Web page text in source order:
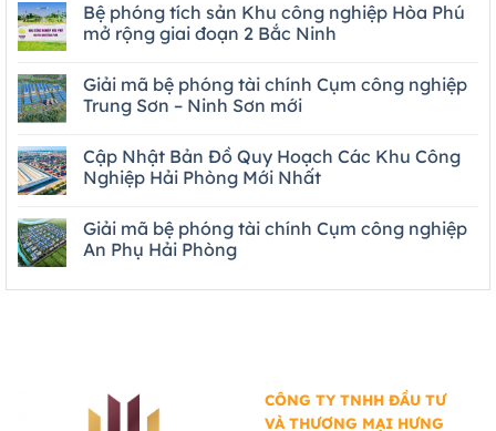
Bệ phóng tích sản Khu công nghiệp Hòa Phú
mở rộng giai đoạn 2 Bắc Ninh
Giải mã bệ phóng tài chính Cụm công nghiệp
Trung Sơn – Ninh Sơn mới
Cập Nhật Bản Đồ Quy Hoạch Các Khu Công
Nghiệp Hải Phòng Mới Nhất
Giải mã bệ phóng tài chính Cụm công nghiệp
An Phụ Hải Phòng
CÔNG TY TNHH ĐẦU TƯ
VÀ THƯƠNG MẠI HƯNG